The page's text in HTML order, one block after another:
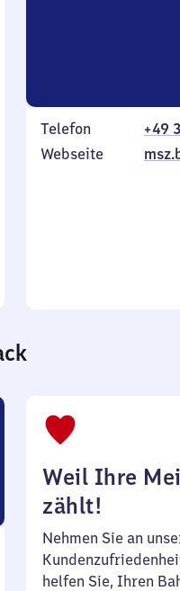
Telefon
+49
Webseite
Weil Ihre
zählt!
Nehmen Sie an
helfen Sie, Ihren